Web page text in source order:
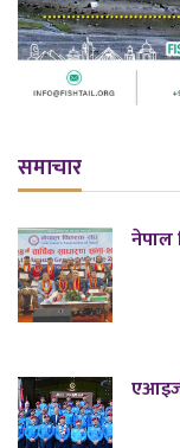
समाचार
नेपाल